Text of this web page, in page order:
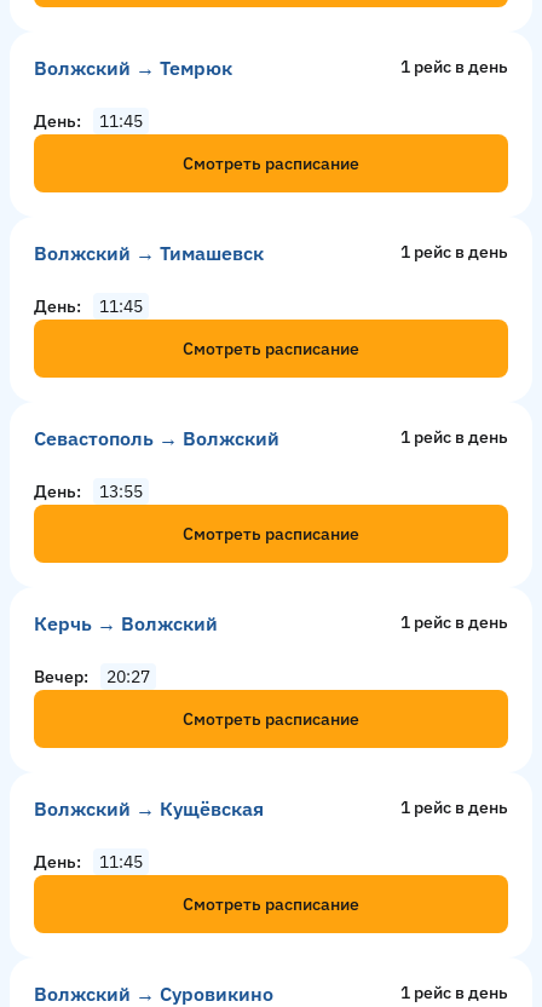
Волжский → Темрюк 1 рейс в день
День
11:45
Смотреть расписание
Волжский → Тимашевск 1 рейс в день
День
11:45
Смотреть расписание
Севастополь → Волжский 1 рейс в день
День
13:55
Смотреть расписание
Керчь → Волжский 1 рейс в день
Вечер
20:27
Смотреть расписание
Волжский → Кущёвская 1 рейс в день
День
11:45
Смотреть расписание
Волжский → Суровикино 1 рейс в день